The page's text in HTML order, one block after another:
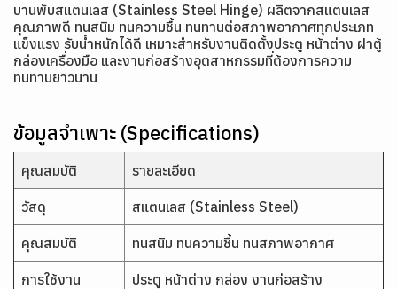
บานพับสแตนเลส (Stainless Steel Hinge) ผลิตจากสแตนเลส
คุณภาพดี ทนสนิม ทนความชื้น ทนทานต่อสภาพอากาศทุกประเภท
แข็งแรง รับน้ำหนักได้ดี เหมาะสำหรับงานติดตั้งประตู หน้าต่าง ฝาตู้
กล่องเครื่องมือ และงานก่อสร้างอุตสาหกรรมที่ต้องการความ
ทนทานยาวนาน
ข้อมูลจำเพาะ (Specifications)
คุณสมบัติ รายละเอียด
วัสดุ สแตนเลส (Stainless Steel)
คุณสมบัติ ทนสนิม ทนความชื้น ทนสภาพอากาศ
การใช้งาน ประตู หน้าต่าง กล่อง งานก่อสร้าง